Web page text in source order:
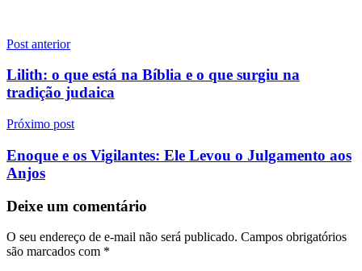
Navegação
de
Post
Post anterior
Lilith: o que está na Bíblia e o que surgiu na
tradição judaica
Próximo post
Enoque e os Vigilantes: Ele Levou o Julgamento aos
Anjos
Deixe um comentário
O seu endereço de e-mail não será publicado. Campos obrigatórios
são marcados com *